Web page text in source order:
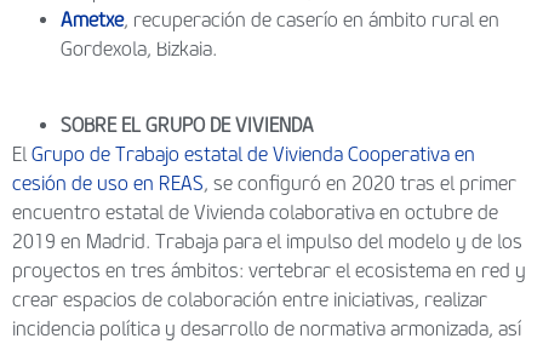
Ametxe, recuperación de caserío en ámbito rural en
Gordexola, Bizkaia.
SOBRE EL GRUPO DE VIVIENDA
El Grupo de Trabajo estatal de Vivienda Cooperativa en
cesión de uso en REAS, se configuró en 2020 tras el primer
encuentro estatal de Vivienda colaborativa en octubre de
2019 en Madrid. Trabaja para el impulso del modelo y de los
proyectos en tres ámbitos: vertebrar el ecosistema en red y
crear espacios de colaboración entre iniciativas, realizar
incidencia política y desarrollo de normativa armonizada, así